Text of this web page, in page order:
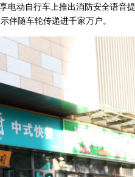
电动自行车上推出消防安全语音
伴随车轮传递进千家万户。